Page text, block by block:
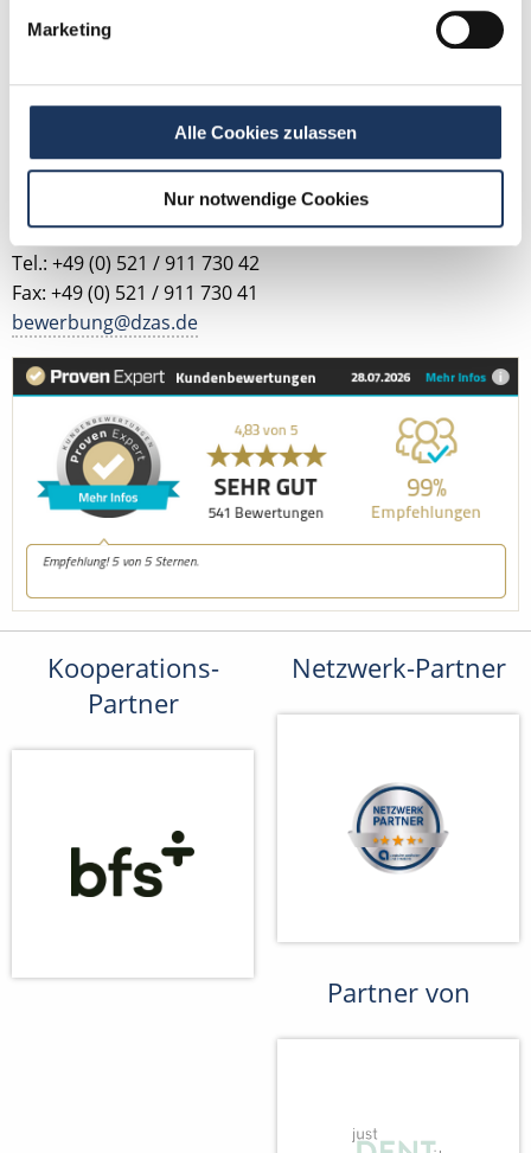
Marketing
Alle Cookies zulassen
Nur notwendige Cookies
beim Ausfüllen Ihres Bewerberprofils oder haben
Fragen zu unseren Stellenanzeigen? Ich helfe Ihnen
Jetzt zur kostenlosen Stellenanfrage
Tel.: +49 (0) 521 / 911 730 42
Fax: +49 (0) 521 / 911 730 41
bewerbung@dzas.de
Kooperations-
Partner
Netzwerk-Partner
Partner von